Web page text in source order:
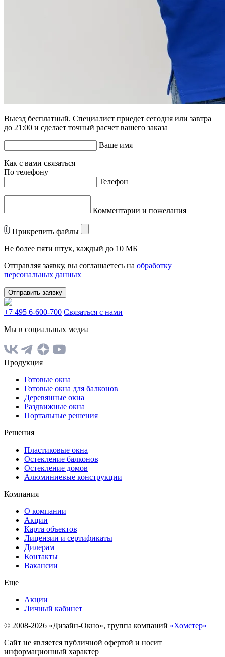
Выезд бесплатный. Специалист приедет сегодня или завтра
до 21:00 и сделает точный расчет вашего заказа
Ваше имя
Как с вами связаться
По телефону
Телефон
Комментарии и пожелания
Прикрепить файлы
Не более пяти штук, каждый до 10 МБ
Отправляя заявку, вы соглашаетесь на обработку
персональных данных
Отправить заявку
+7 495 6-600-700 Связаться с нами
Мы в социальных медиа
Продукция
Готовые окна
Готовые окна для балконов
Деревянные окна
Раздвижные окна
Портальные решения
Решения
Пластиковые окна
Остекление балконов
Остекление домов
Алюминиевые конструкции
Компания
О компании
Акции
Карта объектов
Лицензии и сертификаты
Дилерам
Контакты
Вакансии
Еще
Акции
Личный кабинет
© 2008-2026 «Дизайн-Окно», группа компаний «Хомстер»
Сайт не является публичной офертой и носит
информационный характер